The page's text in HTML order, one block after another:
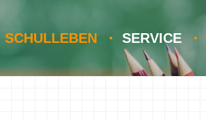
SCHULLEBEN SERVICE